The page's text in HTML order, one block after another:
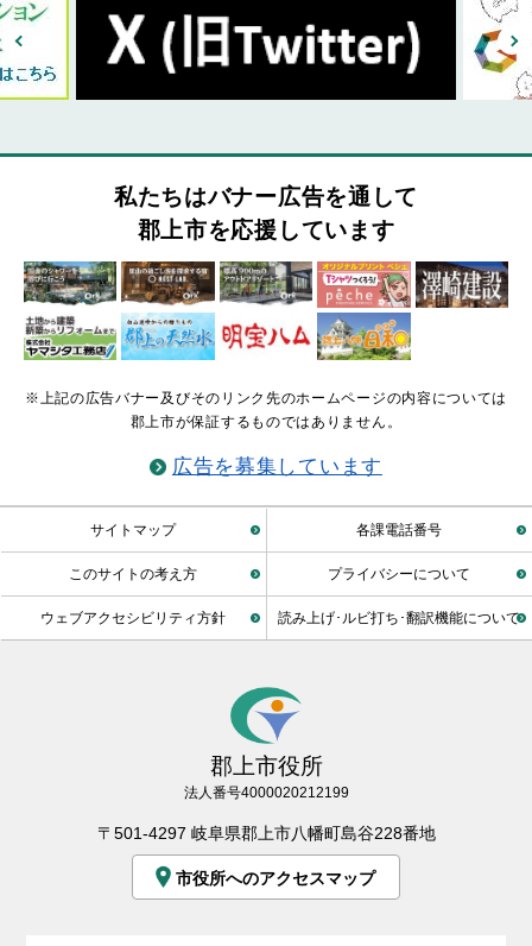
私たちはバナー広告を通して
郡上市を応援しています
※上記の広告バナー及びそのリンク先のホームページの内容については
郡上市が保証するものではありません。
広告を募集しています
サイトマップ 各課電話番号
このサイトの考え方 プライバシーについて
ウェブアクセシビリティ方針 読み上げ･ルビ打ち･翻訳機能について
郡上市役所
法人番号4000020212199
〒501-4297 岐阜県郡上市八幡町島谷228番地
市役所へのアクセスマップ